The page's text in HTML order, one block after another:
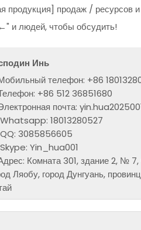
продукция] продаж / ресурсов
и людей, чтобы обсудить!
Инь
телефон: +86
+86 512 36851680
почта:
Whatsapp: 18013280527
QQ: 3085856605
Skype: Yin_hua001
Комната 301, здание 2, №
Ляобу, город Дунгуань,